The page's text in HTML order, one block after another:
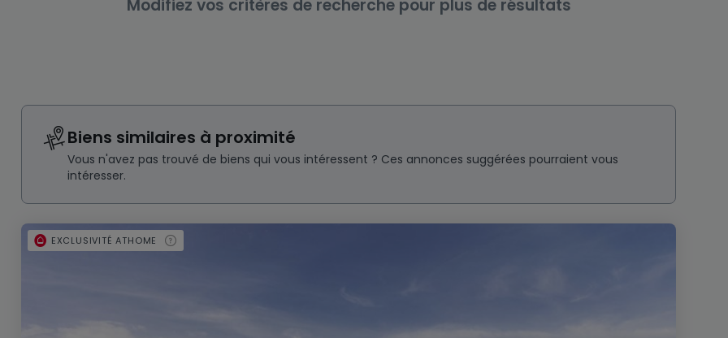
Modifiez vos critères de recherche pour plus de résultats
Biens similaires à proximité
Vous n'avez pas trouvé de biens qui vous intéressent ? Ces annonces suggérées pourraient vous
intéresser.
EXCLUSIVITÉ ATHOME